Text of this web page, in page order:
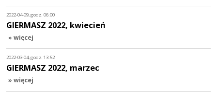
2022-04-09, godz. 06:00
GIERMASZ 2022, kwiecień
» więcej
2022-03-04, godz. 13:52
GIERMASZ 2022, marzec
» więcej